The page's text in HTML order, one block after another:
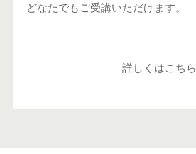
どなたでもご受講いただけます。
詳しくはこちら